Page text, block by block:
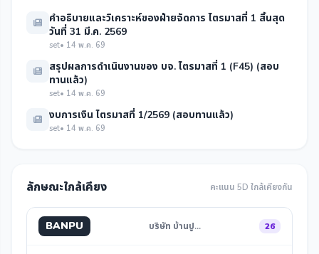
คำอธิบายและวิเคราะห์ของฝ่ายจัดการ ไตรมาสที่ 1 สิ้นสุด
วันที่ 31 มี.ค. 2569
set• 14 พ.ค. 69
สรุปผลการดำเนินงานของ บจ. ไตรมาสที่ 1 (F45) (สอบ
ทานแล้ว)
set• 14 พ.ค. 69
งบการเงิน ไตรมาสที่ 1/2569 (สอบทานแล้ว)
set• 14 พ.ค. 69
ลักษณะใกล้เคียง คะแนน 5D ใกล้เคียงกัน
BANPU บริษัท บ้านปู… 26